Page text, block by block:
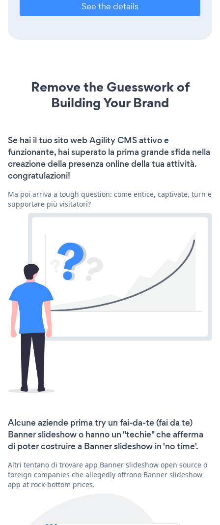
See the details
Remove the Guesswork of
Building Your Brand
Se hai il tuo sito web Agility CMS attivo e
funzionante, hai superato la prima grande sfida nella
creazione della presenza online della tua attività.
congratulazioni!
Ma poi arriva a tough question: come entice, captivate, turn e
supportare più visitatori?
Alcune aziende prima try un fai-da-te (fai da te)
Banner slideshow o hanno un "techie" che afferma
di poter costruire a Banner slideshow in 'no time'.
Altri tentano di trovare app Banner slideshow open source o
foreign companies che allegedly offrono Banner slideshow
app at rock-bottom prices.